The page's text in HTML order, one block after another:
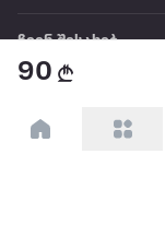
90
ჩვენ შესახებ